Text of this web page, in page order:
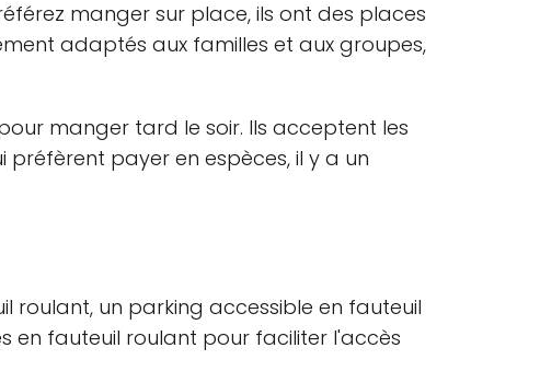
manger sur place, ils ont des places
adaptés aux familles et aux groupes,
manger tard le soir. Ils acceptent les
préfèrent payer en espèces, il y a un
roulant, un parking accessible en fauteuil
en fauteuil roulant pour faciliter l'accès